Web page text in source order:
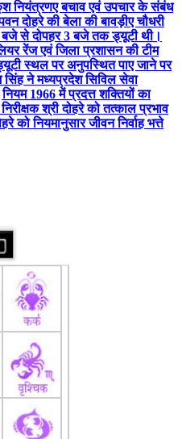
नियंत्रणए बचाव एवं उपचार के संबंध
दोहरे की बेला की बावड़ीए चौधरी
बजे से दोपहर 3 बजे तक ड्यूटी थी।
रेंज एवं जिला प्रशासन की टीम
ड्यूटी स्थल पर अनुपस्थित पाए जाने पर
ने मध्यप्रदेश सिविल सेवा
1966 में प्रदत्त शक्तियों का
श्री दोहरे को तत्काल प्रभाव
को नियमानुसार जीवन निर्वाह भत्ते